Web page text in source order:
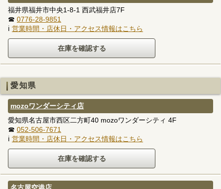
福井県福井市中央1-8-1 西武福井店7F
☎ 0776-28-9851
ℹ 営業時間・店休日・アクセス情報はこちら
愛知県
mozoワンダーシティ店
愛知県名古屋市西区二方町40 mozoワンダーシティ 4F
☎ 052-506-7671
ℹ 営業時間・店休日・アクセス情報はこちら